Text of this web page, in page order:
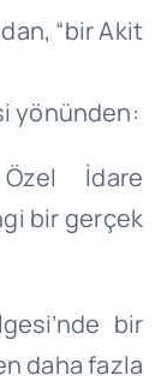
“bir Akit
yönünden:
İdare
bir gerçek
bir
daha fazla